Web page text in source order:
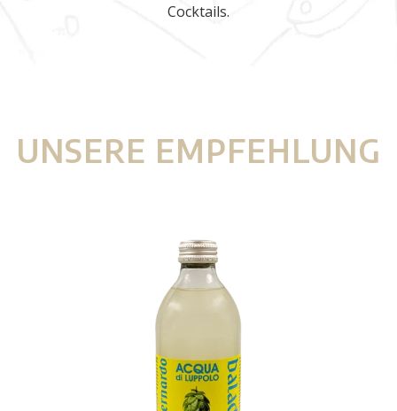
Cocktails.
UNSERE EMPFEHLUNG